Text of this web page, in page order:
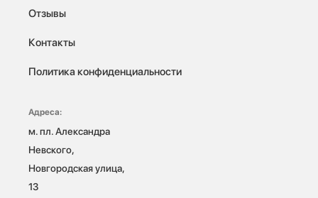
Отзывы
Контакты
Политика конфиденциальности
Адреса:
м. пл. Александра
Невского,
Новгородская улица,
13